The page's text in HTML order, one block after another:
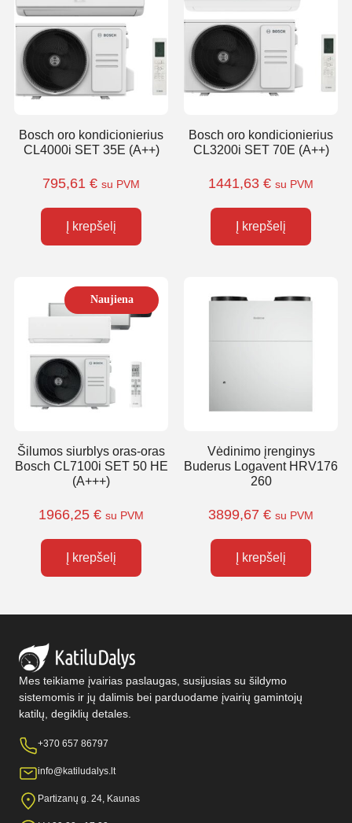
Bosch oro kondicionierius
CL4000i SET 35E (A++)
795,61 € su PVM
Į krepšelį
Bosch oro kondicionierius
CL3200i SET 70E (A++)
1441,63 € su PVM
Į krepšelį
Naujiena
Šilumos siurblys oras-oras
Bosch CL7100i SET 50 HE
(A+++)
1966,25 € su PVM
Į krepšelį
Vėdinimo įrenginys
Buderus Logavent HRV176
260
3899,67 € su PVM
Į krepšelį
Mes teikiame įvairias paslaugas, susijusias su šildymo
sistemomis ir jų dalimis bei parduodame įvairių gamintojų
katilų, degiklių detales.
+370 657 86797
info@katiludalys.lt
Partizanų g. 24, Kaunas